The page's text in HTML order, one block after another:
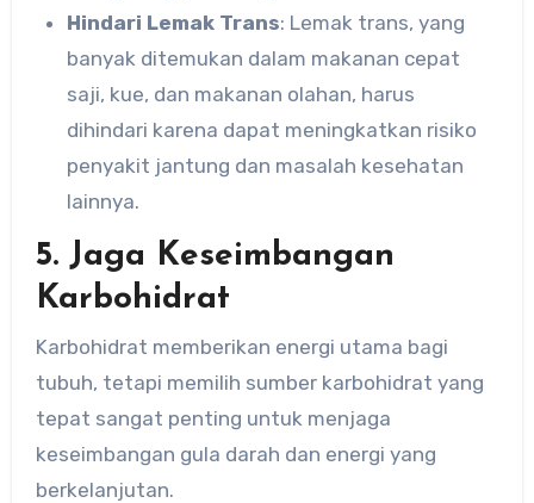
Hindari Lemak Trans: Lemak trans, yang
banyak ditemukan dalam makanan cepat
saji, kue, dan makanan olahan, harus
dihindari karena dapat meningkatkan risiko
penyakit jantung dan masalah kesehatan
lainnya.
5. Jaga Keseimbangan
Karbohidrat
Karbohidrat memberikan energi utama bagi
tubuh, tetapi memilih sumber karbohidrat yang
tepat sangat penting untuk menjaga
keseimbangan gula darah dan energi yang
berkelanjutan.